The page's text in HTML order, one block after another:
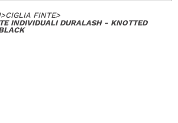
>CIGLIA FINTE>
INDIVIDUALI DURALASH - KNOTTED